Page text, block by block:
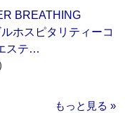
BREATHING
ホスピタリティーコ
ステ…
もっと見る »